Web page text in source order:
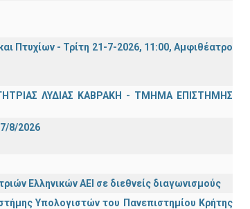
Πτυχίων - Τρίτη 21-7-2026, 11:00, Αμφιθέατρο
ΛΥΔΙΑΣ ΚΑΒΡΑΚΗ - ΤΜΗΜΑ ΕΠΙΣΤΗΜΗΣ
8/2026
Ελληνικών ΑΕΙ σε διεθνείς διαγωνισμούς
Υπολογιστών του Πανεπιστημίου Κρήτης